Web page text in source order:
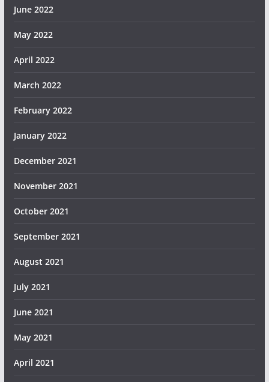
June 2022
May 2022
April 2022
March 2022
February 2022
January 2022
December 2021
November 2021
October 2021
September 2021
August 2021
July 2021
June 2021
May 2021
April 2021